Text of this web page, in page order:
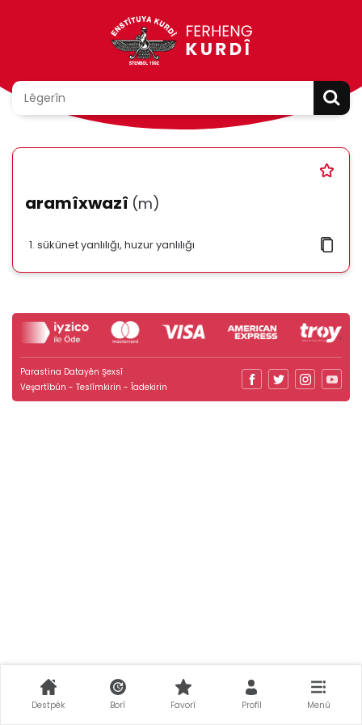
aramîxwazî (m)
sükünet yanlılığı, huzur yanlılığı
Parastina Datayên Şexsî
Veşartîbûn - Teslîmkirin - Îadekirin
Destpêk Borî Favorî Profîl Menû